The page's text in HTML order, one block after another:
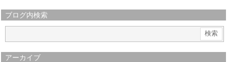
ブログ内検索
アーカイブ